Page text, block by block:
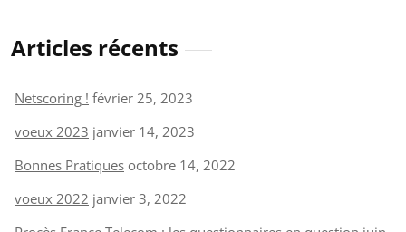
Articles récents
Netscoring ! février 25, 2023
voeux 2023 janvier 14, 2023
Bonnes Pratiques octobre 14, 2022
voeux 2022 janvier 3, 2022